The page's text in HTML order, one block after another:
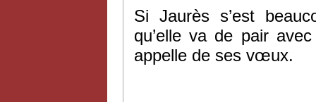
Si Jaurès s’est
qu’elle va de pair
appelle de ses vœux.